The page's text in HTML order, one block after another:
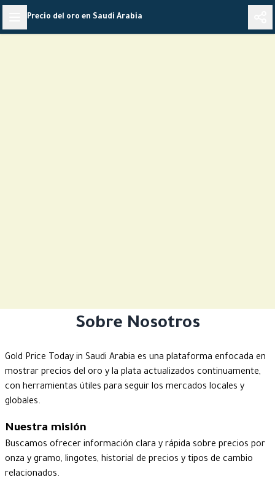
Skip
content
Precio del oro en Saudi Arabia
Sobre Nosotros
Gold Price Today in Saudi Arabia es una plataforma enfocada en
mostrar precios del oro y la plata actualizados continuamente,
con herramientas útiles para seguir los mercados locales y
globales.
Nuestra misión
Buscamos ofrecer información clara y rápida sobre precios por
onza y gramo, lingotes, historial de precios y tipos de cambio
relacionados.